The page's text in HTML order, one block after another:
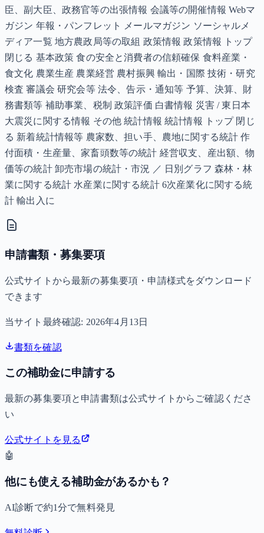
臣、副大臣、政務官等の出張情報 会議等の開催情報 Webマ
ガジン 年報・パンフレット メールマガジン ソーシャルメ
ディア一覧 地方農政局等の取組 政策情報 政策情報 トップ
閉じる 基本政策 食の安全と消費者の信頼確保 食料産業・
食文化 農業生産 農業経営 農村振興 輸出・国際 技術・研究
検査 審議会 研究会等 法令、告示・通知等 予算、決算、財
務書類等 補助事業、税制 政策評価 白書情報 災害 / 東日本
大震災に関する情報 その他 統計情報 統計情報 トップ 閉じ
る 新着統計情報等 農家数、担い手、農地に関する統計 作
付面積・生産量、家畜頭数等の統計 経営収支、産出額、物
価等の統計 卸売市場の統計・市況 ／ 日別グラフ 森林・林
業に関する統計 水産業に関する統計 6次産業化に関する統
計 輸出入に
申請書類・募集要項
公式サイトから最新の募集要項・申請様式をダウンロード
できます
当サイト最終確認: 2026年4月13日
書類を確認
この補助金に申請する
最新の募集要項と申請書類は公式サイトからご確認くださ
い
公式サイトを見る
🤖
他にも使える補助金があるかも？
AI診断で約1分で無料発見